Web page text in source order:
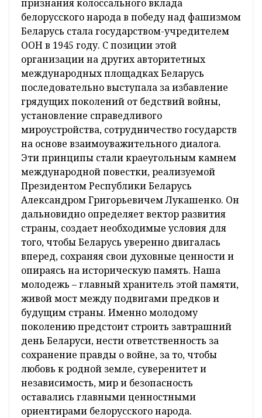
признания колоссального вклада
белорусского народа в победу над фашизмом
Беларусь стала государством-учредителем
ООН в 1945 году. С позиции этой
организации на других авторитетных
международных площадках Беларусь
последовательно выступала за избавление
грядущих поколений от бедствий войны,
установление справедливого
мироустройства, сотрудничество государств
на основе взаимоуважительного диалога.
Эти принципы стали краеугольным камнем
международной повестки, реализуемой
Президентом Республики Беларусь
Александром Григорьевичем Лукашенко. Он
дальновидно определяет вектор развития
страны, создает необходимые условия для
того, чтобы Беларусь уверенно двигалась
вперед, сохраняя свои духовные ценности и
опираясь на историческую память. Наша
молодежь – главный хранитель этой памяти,
живой мост между подвигами предков и
будущим страны. Именно молодому
поколению предстоит строить завтрашний
день Беларуси, нести ответственность за
сохранение правды о войне, за то, чтобы
любовь к родной земле, суверенитет и
независимость, мир и безопасность
оставались главными ценностными
ориентирами белорусского народа.